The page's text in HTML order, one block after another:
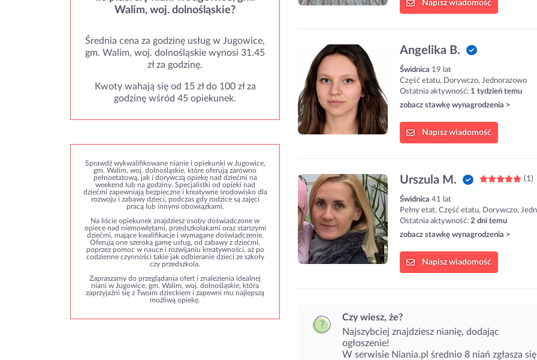
Walim, woj. dolnośląskie?
Średnia cena za godzinę usług w Jugowice,
gm. Walim, woj. dolnośląskie wynosi 31.45
zł za godzinę.
Kwoty wahają się od 15 zł do 100 zł za
godzinę wśród 45 opiekunek.
Sprawdź wykwalifikowane nianie i opiekunki w Jugowice,
gm. Walim, woj. dolnośląskie, które oferują zarówno
pełnoetatową, jak i dorywczą opiekę nad dziećmi na
weekend lub na godziny. Specjalistki od opieki nad
dziećmi zapewniają bezpieczne i kreatywne środowisko dla
rozwoju i zabawy dzieci, podczas gdy rodzice są zajęci
pracą lub innymi obowiązkami.
Na liście opiekunek znajdziesz osoby doświadczone w
opiece nad niemowlętami, przedszkolakami oraz starszymi
dziećmi, mające kwalifikacje i wymagane doświadczenie.
Oferują one szeroką gamę usług, od zabawy z dziećmi,
poprzez pomoc w nauce i rozwijaniu kreatywności, aż po
codzienne czynności takie jak odbieranie dzieci ze szkoły
czy przedszkola.
Zapraszamy do przeglądania ofert i znalezienia idealnej
niani w Jugowice, gm. Walim, woj. dolnośląskie, która
zaprzyjaźni się z Twoim dzieckiem i zapewni mu najlepszą
możliwą opiekę.
Napisz wiadomość
Angelika B.
Świdnica 19 lat
Część etatu, Dorywczo, Jednorazowo
Ostatnia aktywność: 1 tydzień temu
zobacz stawkę wynagrodzenia >
Napisz wiadomość
Urszula M. (1)
Świdnica 41 lat
Pełny etat, Część etatu, Dorywczo,
Ostatnia aktywność: 2 dni temu
zobacz stawkę wynagrodzenia >
Napisz wiadomość
Czy wiesz, że?
Najszybciej znajdziesz nianię, dodając
ogłoszenie!
W serwisie Niania.pl średnio 8 niań zgłasza się